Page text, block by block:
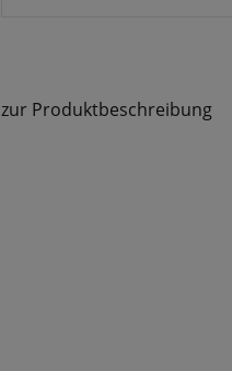
zur Produktbeschreibung